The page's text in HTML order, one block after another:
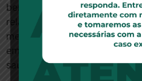
beneficiário se dera por mais
relator, apesar de o caso
menos de uma década, a
empregado justifica sua
saúde.